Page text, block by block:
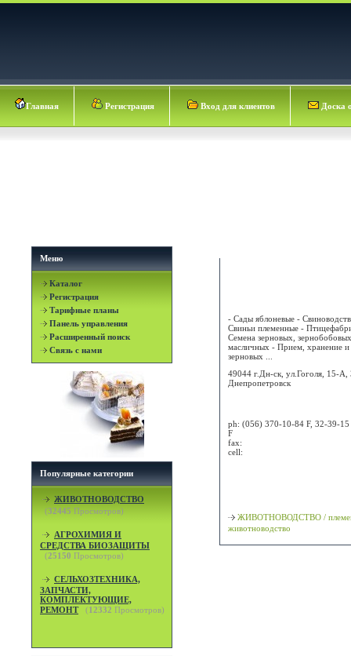
Главная Регистрация Вход для клиентов Доска
Меню
Каталог
Регистрация
Тарифные планы
Панель управления
Расширенный поиск
Связь с нами
Популярные категории
ЖИВОТНОВОДСТВО
(32445 Просмотров)
АГРОХИМИЯ И
СРЕДСТВА БИОЗАЩИТЫ
(25150 Просмотров)
СЕЛЬХОЗТЕХНИКА,
ЗАПЧАСТИ,
КОМПЛЕКТУЮЩИЕ,
РЕМОНТ
(12332 Просмотров)
- Сады яблоневые -
Свиньи племенные -
Семена зерновых,
масличных - Прием, хранение и
зерновых ...
49044 г.Дн-ск, ул.Гоголя, 15-А,
Днепропетровск
ph: (056) 370-10-84 F, 32-39-15
F
fax:
cell:
ЖИВОТНОВОДСТВО /
животноводство